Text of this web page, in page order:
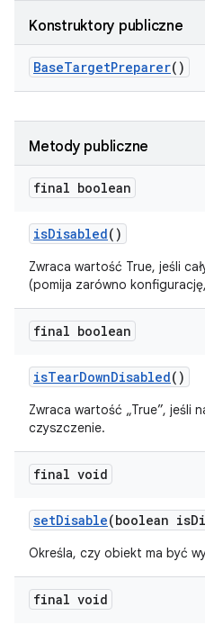
Konstruktory publiczne
BaseTargetPreparer()
Metody publiczne
final boolean
isDisabled()
Zwraca wartość True, jeśli
(pomija zarówno
final boolean
isTearDownDisabled()
Zwraca wartość „True”, jeśli
czyszczenie.
final void
setDisable(boolean is
Określa, czy obiekt ma być
final void